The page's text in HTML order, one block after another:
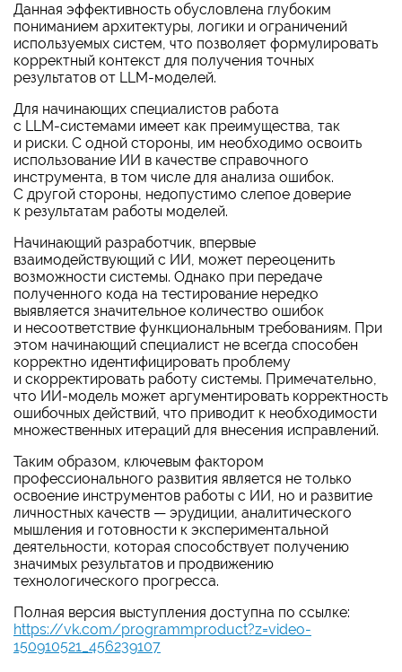
Данная эффективность обусловлена глубоким
пониманием архитектуры, логики и ограничений
используемых систем, что позволяет формулировать
корректный контекст для получения точных
результатов от LLM-моделей.
Для начинающих специалистов работа
с LLM-системами имеет как преимущества, так
и риски. С одной стороны, им необходимо освоить
использование ИИ в качестве справочного
инструмента, в том числе для анализа ошибок.
С другой стороны, недопустимо слепое доверие
к результатам работы моделей.
Начинающий разработчик, впервые
взаимодействующий с ИИ, может переоценить
возможности системы. Однако при передаче
полученного кода на тестирование нередко
выявляется значительное количество ошибок
и несоответствие функциональным требованиям. При
этом начинающий специалист не всегда способен
корректно идентифицировать проблему
и скорректировать работу системы. Примечательно,
что ИИ-модель может аргументировать корректность
ошибочных действий, что приводит к необходимости
множественных итераций для внесения исправлений.
Таким образом, ключевым фактором
профессионального развития является не только
освоение инструментов работы с ИИ, но и развитие
личностных качеств — эрудиции, аналитического
мышления и готовности к экспериментальной
деятельности, которая способствует получению
значимых результатов и продвижению
технологического прогресса.
Полная версия выступления доступна по ссылке:
https://vk.com/programmproduct?z=video-
150910521_456239107